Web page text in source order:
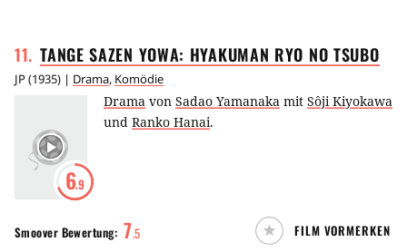
11. TANGE SAZEN YOWA: HYAKUMAN RYO NO TSUBO
JP(1935) | Drama, Komödie
6.9
Drama von Sadao Yamanaka mit Sôji Kiyokawa
und Ranko Hanai.
Smoover Bewertung: 7.5 FILM VORMERKEN